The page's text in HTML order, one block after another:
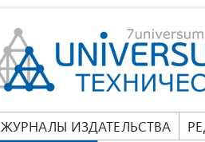
ЖУРНАЛЫ ИЗДАТЕЛЬСТВА